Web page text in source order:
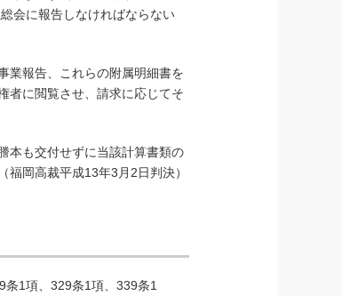
会に報告しなければならない
業報告、これらの附属明細書を
者に閲覧させ、請求に応じてそ
本も交付せずに当該計算書類の
岡高裁平成13年3月2日判決）
1項、329条1項、339条1